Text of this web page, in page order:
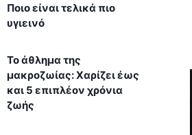
Ποιο είναι τελικά πιο
υγιεινό
Το άθλημα της
μακροζωίας: Χαρίζει έως
και 5 επιπλέον χρόνια
ζωής